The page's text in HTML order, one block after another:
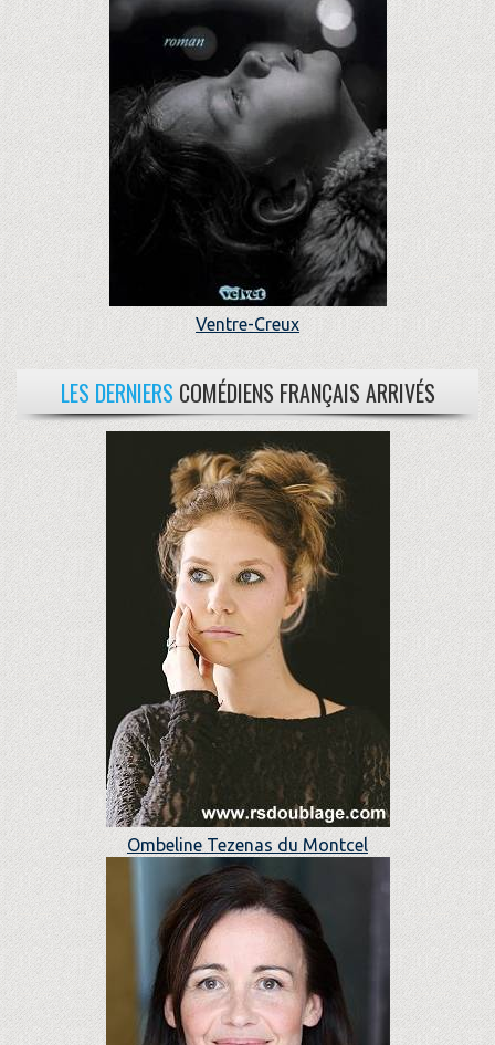
Ventre-Creux
LES DERNIERS COMÉDIENS FRANÇAIS ARRIVÉS
Ombeline Tezenas du Montcel